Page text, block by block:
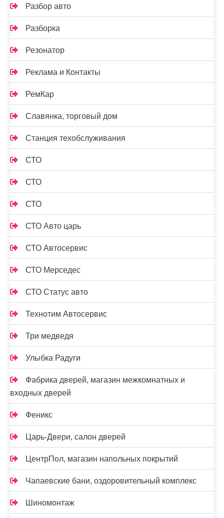
Разбор авто
Разборка
Резонатор
Реклама и Контакты
РемКар
Славянка, торговый дом
Станция техобслуживания
СТО
СТО
СТО
СТО Авто царь
СТО Автосервис
СТО Мерседес
СТО Статус авто
Технотим Автосервис
Три медведя
Улыбка Радуги
Фабрика дверей, магазин межкомнатных и
входных дверей
Феникс
Царь-Двери, салон дверей
ЦентрПол, магазин напольных покрытий
Чапаевские бани, оздоровительный комплекс
Шиномонтаж